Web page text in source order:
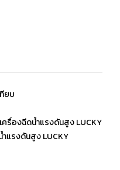
ยบ
เครื่องฉีดน้ำแรงดันสูง LUCKY
ำแรงดันสูง LUCKY